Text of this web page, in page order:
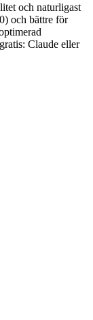
och naturligast
och bättre för
Claude eller